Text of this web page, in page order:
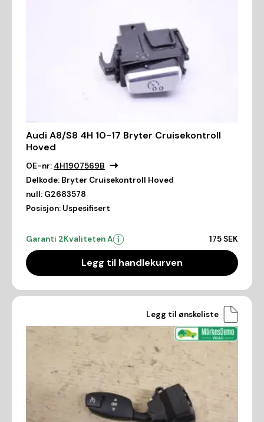
Audi A8/S8 4H 10-17 Bryter Cruisekontroll
Hoved
OE-nr: 4H1907569B
Delkode: Bryter Cruisekontroll Hoved
null: G2683578
Posisjon: Uspesifisert
Garanti 2Kvaliteten A 175 SEK
Legg til handlekurven
Legg til ønskeliste